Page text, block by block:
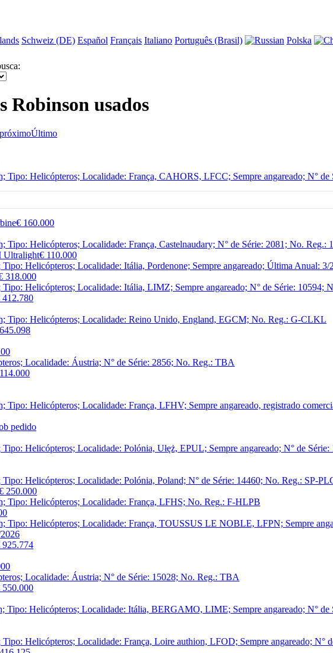
Schweiz (DE) Español Français Italiano Português (Brasil) Polska
:
Robinson usados
próximoÚltimo
Tipo: Helicópteros; Localidade: França, CAHORS, LFCC; Sempre angareado; N°
€ 160.000
Tipo: Helicópteros; Localidade: França, Castelnaudary; N° de Série: 2081; No. Reg.:
Ultralight€ 110.000
Helicópteros; Localidade: Itália, Pordenone; Sempre angareado; Última Anual: 3/
318.000
Helicópteros; Localidade: Itália, LIMZ; Sempre angareado; N° de Série: 10594;
412.780
Tipo: Helicópteros; Localidade: Reino Unido, England, EGCM; No. Reg.: G-CLKL
Localidade: Áustria; N° de Série: 2856; No. Reg.: TBA
Tipo: Helicópteros; Localidade: França, LFHV; Sempre angareado, registrado
pedido
Helicópteros; Localidade: Polónia, Ułęż, EPUL; Sempre angareado; N° de
Helicópteros; Localidade: Polónia, Poland; N° de Série: 14460; No. Reg.: SP-
250.000
Tipo: Helicópteros; Localidade: França, LFHS; No. Reg.: F-HLPB
Tipo: Helicópteros; Localidade: França, TOUSSUS LE NOBLE, LFPN; Sempre
925.774
Localidade: Áustria; N° de Série: 15028; No. Reg.: TBA
550.000
Tipo: Helicópteros; Localidade: Itália, BERGAMO, LIME; Sempre angareado; N°
Helicópteros; Localidade: França, Loire authion, LFOD; Sempre angareado;